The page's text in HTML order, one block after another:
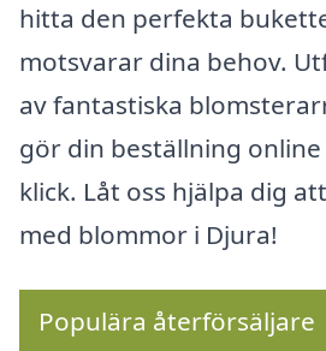
hitta den perfekta
motsvarar dina behov.
av fantastiska
gör din beställning
klick. Låt oss hjälpa dig
med blommor i Djura!
Populära återförsäljare